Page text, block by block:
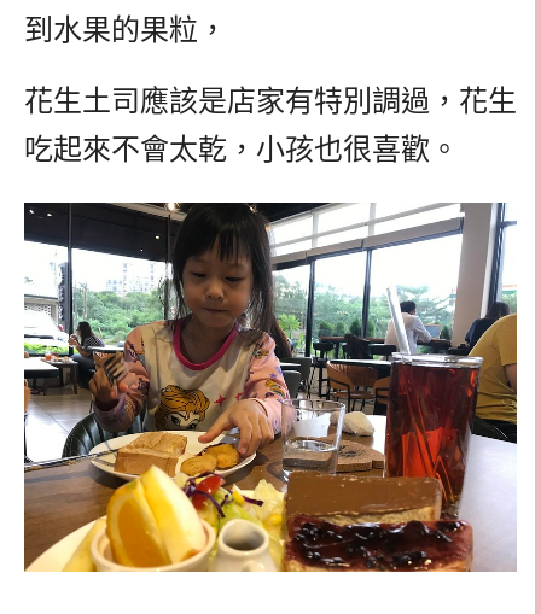
到水果的果粒，
花生土司應該是店家有特別調過，花生
吃起來不會太乾，小孩也很喜歡。